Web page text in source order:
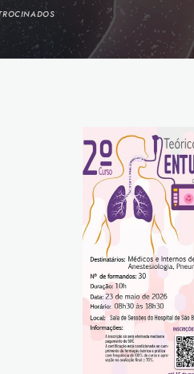
Pneumologia
Reabilitação
Tabagismo
Núcleos e Grupo
Núcleo de
Núcleo de
Núcleo de
Núcleo Jovens
Grupo de
Núcleo de